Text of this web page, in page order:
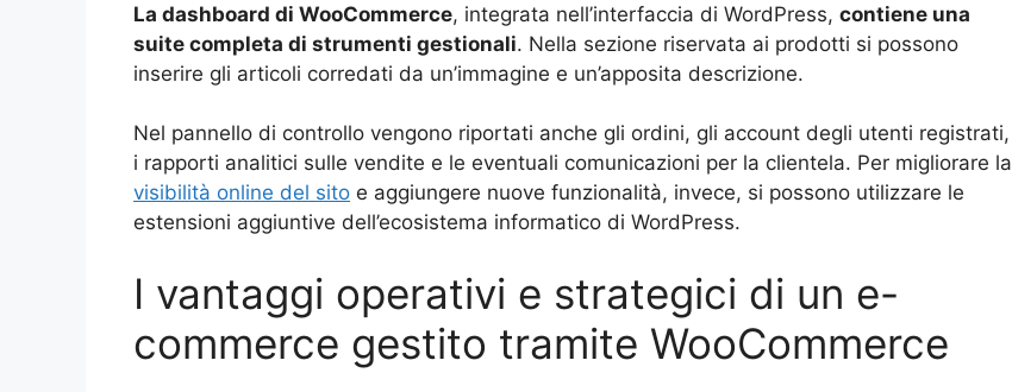
La dashboard di WooCommerce, integrata nell’interfaccia di WordPress, contiene una
suite completa di strumenti gestionali. Nella sezione riservata ai prodotti si possono
inserire gli articoli corredati da un’immagine e un’apposita descrizione.
Nel pannello di controllo vengono riportati anche gli ordini, gli account degli utenti registrati,
i rapporti analitici sulle vendite e le eventuali comunicazioni per la clientela. Per migliorare la
visibilità online del sito e aggiungere nuove funzionalità, invece, si possono utilizzare le
estensioni aggiuntive dell’ecosistema informatico di WordPress.
I vantaggi operativi e strategici di un e-
commerce gestito tramite WooCommerce